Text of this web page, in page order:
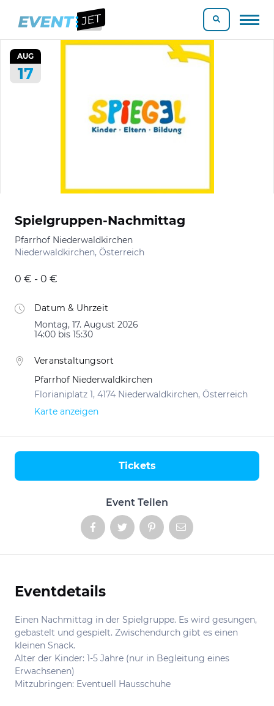
AUG
17
Spielgruppen-Nachmittag
Pfarrhof Niederwaldkirchen
Niederwaldkirchen, Österreich
0 € - 0 €
Datum & Uhrzeit
Montag, 17. August 2026
14:00 bis 15:30
Veranstaltungsort
Pfarrhof Niederwaldkirchen
Florianiplatz 1, 4174 Niederwaldkirchen, Österreich
Karte anzeigen
Event Teilen
Tickets
Informationen
Eventdetails
Einen Nachmittag in der Spielgruppe. Es wird gesungen,
gebastelt und gespielt. Zwischendurch gibt es einen
kleinen Snack.
Alter der Kinder: 1-5 Jahre (nur in Begleitung eines
Erwachsenen)
Mitzubringen: Eventuell Hausschuhe